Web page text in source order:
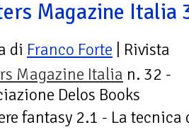
Magazine Italia
di Franco Forte | Rivista
Magazine Italia n. 32 -
Delos Books
fantasy 2.1 - La